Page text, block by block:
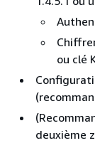
ou clé
deuxième